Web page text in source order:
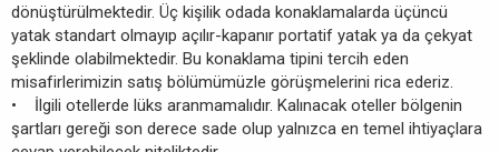
dönüştürülmektedir. Üç kişilik odada konaklamalarda üçüncü
yatak standart olmayıp açılır-kapanır portatif yatak ya da çekyat
şeklinde olabilmektedir. Bu konaklama tipini tercih eden
misafirlerimizin satış bölümümüzle görüşmelerini rica ederiz.
• İlgili otellerde lüks aranmamalıdır. Kalınacak oteller bölgenin
şartları gereği son derece sade olup yalnızca en temel ihtiyaçlara